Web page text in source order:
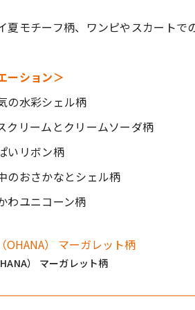
夏モチーフ柄、ワンピやスカートで
ーション＞
の水彩シェル柄
クリームとクリームソーダ柄
いリボン柄
のおさかなとシェル柄
わユニコーン柄
） マーガレット柄